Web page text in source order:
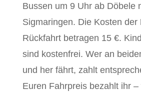
Bussen um 9 Uhr ab Döbele
Sigmaringen. Die Kosten der
Rückfahrt betragen 15 €.
sind kostenfrei. Wer an
und her fährt, zahlt
Euren Fahrpreis bezahlt ihr